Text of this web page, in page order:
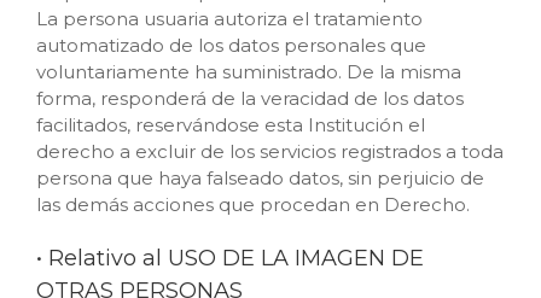
La persona usuaria autoriza el tratamiento
automatizado de los datos personales que
voluntariamente ha suministrado. De la misma
forma, responderá de la veracidad de los datos
facilitados, reservándose esta Institución el
derecho a excluir de los servicios registrados a toda
persona que haya falseado datos, sin perjuicio de
las demás acciones que procedan en Derecho.
• Relativo al USO DE LA IMAGEN DE
OTRAS PERSONAS